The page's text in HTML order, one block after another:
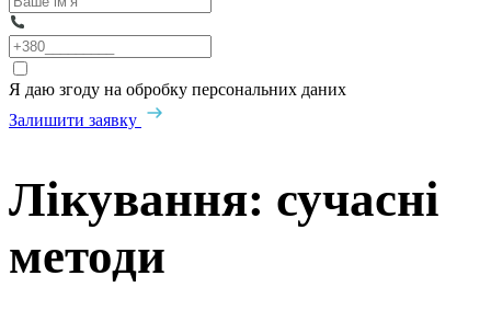
Я даю згоду на обробку персональних даних
Залишити заявку
Лікування: сучасні
методи